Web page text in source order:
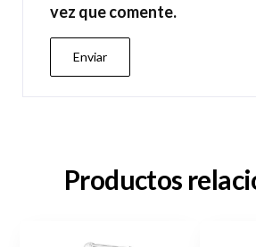
vez que comente.
Productos